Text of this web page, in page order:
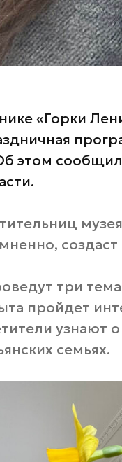
«Горки
этом
три
пройдет
узнают
семьях.